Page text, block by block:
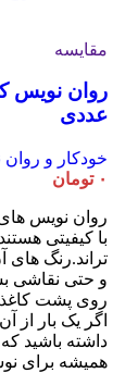
مقایسه
عددی
خودکار و
۰ تومان
با کیفیتی
تراند.رنگ های
و حتی نقاشی
روی پشت کاغذ
اگر یک بار از
داشته باشید
همیشه برای